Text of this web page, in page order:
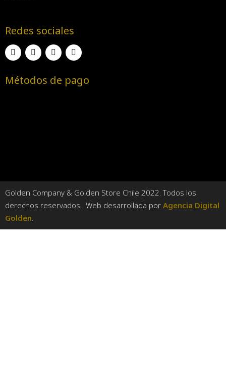
Redes sociales
Métodos de pago
Golden Company & Golden Store Chile 2022. Todos los
derechos reservados. Web desarrollada por Agencia Digital
Golden